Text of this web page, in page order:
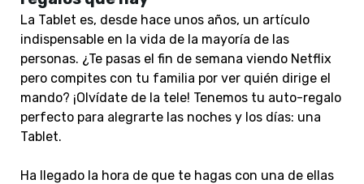
La Tablet es, desde hace unos años, un artículo
indispensable en la vida de la mayoría de las
personas. ¿Te pasas el fin de semana viendo Netflix
pero compites con tu familia por ver quién dirige el
mando? ¡Olvídate de la tele! Tenemos tu auto-regalo
perfecto para alegrarte las noches y los días: una
Tablet.
Ha llegado la hora de que te hagas con una de ellas